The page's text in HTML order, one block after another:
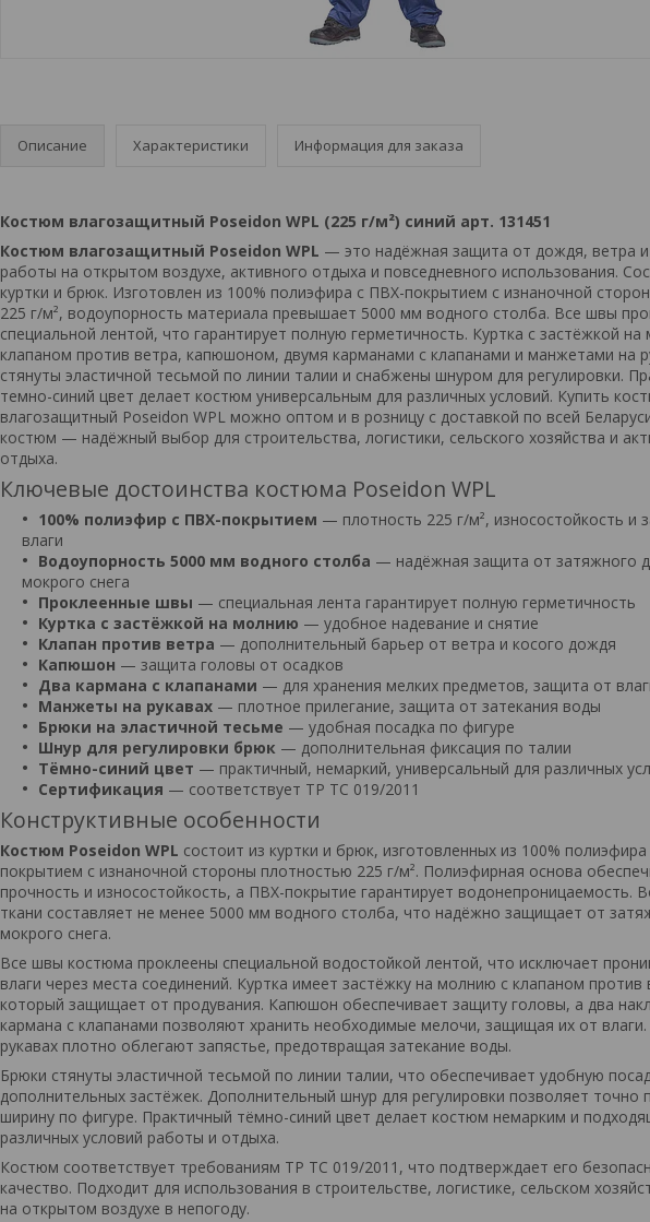
Описание Характеристики Информация для заказа
Костюм влагозащитный Poseidon WPL (225 г/м²) синий арт. 131451
Костюм влагозащитный Poseidon WPL — это надёжная защита от дождя, ветра и
работы на открытом воздухе, активного отдыха и повседневного использования.
куртки и брюк. Изготовлен из 100% полиэфира с ПВХ-покрытием с изнаночной
225 г/м², водоупорность материала превышает 5000 мм водного столба. Все швы
специальной лентой, что гарантирует полную герметичность. Куртка с застёжкой
клапаном против ветра, капюшоном, двумя карманами с клапанами и манжетами на
стянуты эластичной тесьмой по линии талии и снабжены шнуром для регулировки.
темно-синий цвет делает костюм универсальным для различных условий. Купить
влагозащитный Poseidon WPL можно оптом и в розницу с доставкой по всей
костюм — надёжный выбор для строительства, логистики, сельского хозяйства и
отдыха.
Ключевые достоинства костюма Poseidon WPL
100% полиэфир с ПВХ-покрытием — плотность 225 г/м², износостойкость и
влаги
Водоупорность 5000 мм водного столба — надёжная защита от затяжного
мокрого снега
Проклеенные швы — специальная лента гарантирует полную герметичность
Куртка с застёжкой на молнию — удобное надевание и снятие
Клапан против ветра — дополнительный барьер от ветра и косого дождя
Капюшон — защита головы от осадков
Два кармана с клапанами — для хранения мелких предметов, защита от
Манжеты на рукавах — плотное прилегание, защита от затекания воды
Брюки на эластичной тесьме — удобная посадка по фигуре
Шнур для регулировки брюк — дополнительная фиксация по талии
Тёмно-синий цвет — практичный, немаркий, универсальный для различных
Сертификация — соответствует ТР ТС 019/2011
Конструктивные особенности
Костюм Poseidon WPL состоит из куртки и брюк, изготовленных из 100%
покрытием с изнаночной стороны плотностью 225 г/м². Полиэфирная основа
прочность и износостойкость, а ПВХ-покрытие гарантирует водонепроницаемость.
ткани составляет не менее 5000 мм водного столба, что надёжно защищает от
мокрого снега.
Все швы костюма проклеены специальной водостойкой лентой, что исключает
влаги через места соединений. Куртка имеет застёжку на молнию с клапаном против
который защищает от продувания. Капюшон обеспечивает защиту головы, а два
кармана с клапанами позволяют хранить необходимые мелочи, защищая их от
рукавах плотно облегают запястье, предотвращая затекание воды.
Брюки стянуты эластичной тесьмой по линии талии, что обеспечивает удобную
дополнительных застёжек. Дополнительный шнур для регулировки позволяет точно
ширину по фигуре. Практичный тёмно-синий цвет делает костюм немарким и
различных условий работы и отдыха.
Костюм соответствует требованиям ТР ТС 019/2011, что подтверждает его
качество. Подходит для использования в строительстве, логистике, сельском
на открытом воздухе в непогоду.